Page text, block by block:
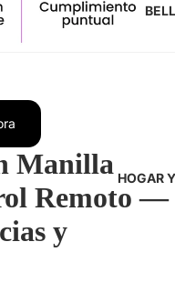
HOGAR
Manilla
Remoto —
y